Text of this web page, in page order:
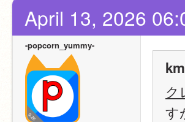
April 13, 2026
-popcorn_yummy-
ク
す